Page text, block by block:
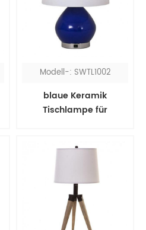
Modell-: SWTL1002
blaue Keramik
Tischlampe für